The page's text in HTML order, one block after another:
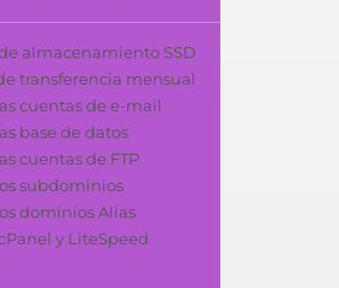
almacenamiento SSD
transferencia mensual
cuentas de e-mail
base de datos
cuentas de FTP
subdominios
dominios Alias
y LiteSpeed